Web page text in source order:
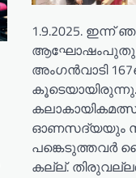
1.9.2025.
അംഗൻവാടി
കൂടെയായിരുന്നു.
ഓണസദ്യയും
കല്ല്.